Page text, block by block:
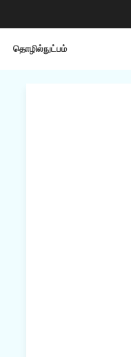
தொழில்நுட்பம்